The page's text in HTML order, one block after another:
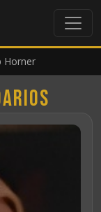
Horner